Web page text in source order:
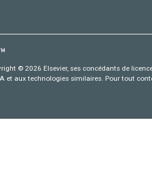
© 2026 Elsevier, ses concédants de
et aux technologies similaires. Pour tout